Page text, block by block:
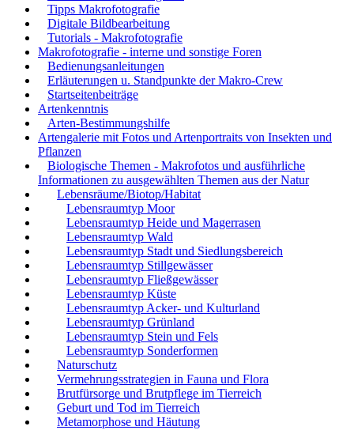
Tipps Makrofotografie
Digitale Bildbearbeitung
Tutorials - Makrofotografie
Makrofotografie - interne und sonstige Foren
Bedienungsanleitungen
Erläuterungen u. Standpunkte der Makro-Crew
Startseitenbeiträge
Artenkenntnis
Arten-Bestimmungshilfe
Artengalerie mit Fotos und Artenportraits von Insekten und
Pflanzen
Biologische Themen - Makrofotos und ausführliche
Informationen zu ausgewählten Themen aus der Natur
Lebensräume/Biotop/Habitat
Lebensraumtyp Moor
Lebensraumtyp Heide und Magerrasen
Lebensraumtyp Wald
Lebensraumtyp Stadt und Siedlungsbereich
Lebensraumtyp Stillgewässer
Lebensraumtyp Fließgewässer
Lebensraumtyp Küste
Lebensraumtyp Acker- und Kulturland
Lebensraumtyp Grünland
Lebensraumtyp Stein und Fels
Lebensraumtyp Sonderformen
Naturschutz
Vermehrungsstrategien in Fauna und Flora
Brutfürsorge und Brutpflege im Tierreich
Geburt und Tod im Tierreich
Metamorphose und Häutung